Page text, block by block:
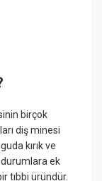
birçok
diş minesi
kırık ve
durumlara ek
tıbbi üründür.